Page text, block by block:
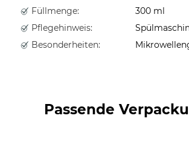
Füllmenge:
300 ml
Pflegehinweis:
Besonderheiten:
Passende